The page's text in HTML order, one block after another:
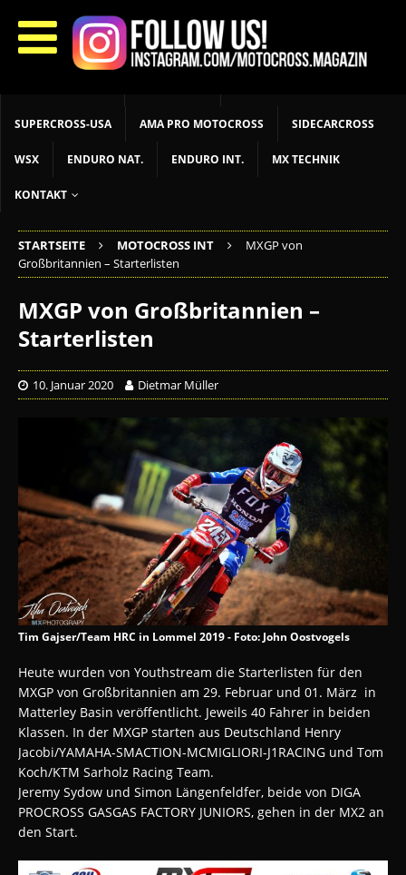
START LIVETIMING MX NEWS MX YOUTH
MX WOMEN MXGP ADAC MX MASTERS MOTOCROSS INT
SUPERCROSS-USA AMA PRO MOTOCROSS SIDECARCROSS
WSX ENDURO NAT. ENDURO INT. MX TECHNIK
KONTAKT
STARTSEITE MOTOCROSS INT
MXGP von
Großbritannien – Starterlisten
MXGP von Großbritannien –
Starterlisten
10. Januar 2020 Dietmar Müller
Tim Gajser/Team HRC in Lommel 2019 - Foto: John Oostvogels
Heute wurden von Youthstream die Starterlisten für den
MXGP von Großbritannien am 29. Februar und 01. März in
Matterley Basin veröffentlicht. Jeweils 40 Fahrer in beiden
Klassen. In der MXGP starten aus Deutschland Henry
Jacobi/YAMAHA-SMACTION-MCMIGLIORI-J1RACING und Tom
Koch/KTM Sarholz Racing Team.
Jeremy Sydow und Simon Längenfeldfer, beide von DIGA
PROCROSS GASGAS FACTORY JUNIORS, gehen in der MX2 an
den Start.